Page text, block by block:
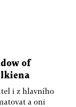
of
i z hlavního
a oni